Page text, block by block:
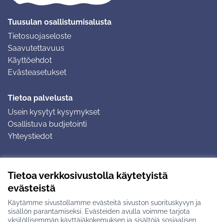
Tietoa verkkosivustolla käytetyistä
evästeistä
Käytämme sivustollamme evästeitä sivuston suorituskyvyn ja
sisällön parantamiseksi. Evästeiden avulla voimme tarjota
yksilöllisemmän käyttäjäkokemuksen ja sisältöjä sosiaalisen
Tuusulan osallistumisalusta
Tietosuojaseloste
Saavutettavuus
Käyttöehdot
Evästeasetukset
Tietoa palvelusta
Usein kysytyt kysymykset
Osallistuva budjetointi
Yhteystiedot
Ohjeet kirjautumiseen
Ohjeet kommentin jättämiseen